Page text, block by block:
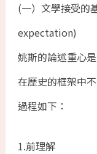
(一）文學接受的
expectation)
姚斯的論述重心
在歷史的框架中
過程如下：
1.前理解